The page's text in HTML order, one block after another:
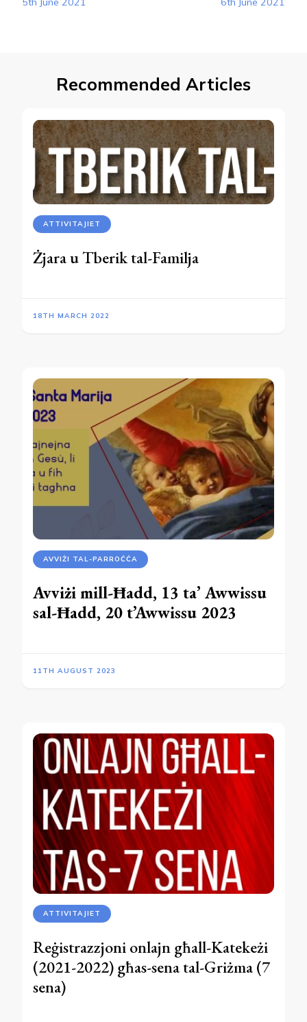
Recommended Articles
ATTIVITAJIET
Żjara u Tberik tal-Familja
18TH MARCH 2022
AVVIŻI TAL-PARROĊĊA
Avviżi mill-Ħadd, 13 ta’ Awwissu
sal-Ħadd, 20 t’Awwissu 2023
11TH AUGUST 2023
ATTIVITAJIET
Reġistrazzjoni onlajn għall-Katekeżi
(2021-2022) għas-sena tal-Griżma (7
sena)